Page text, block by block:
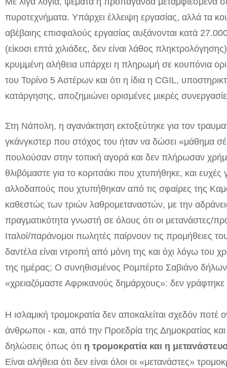
πυροτεχνήματα. Υπάρχει έλλειψη εργασίας, αλλά τα
αβέβαιης επισφαλούς εργασίας αυξάνονται κατά
(είκοσι επτά χιλιάδες, δεν είναι λάθος
κρυμμένη αλήθεια υπάρχει η πληρωμή σε κουπόνια
του Τορίνο 5 Αστέρων και ότι η ίδια η CGIL,
κατάργησης, αποζημιώνει ορισμένες μικρές
Στη Νάπολη, η αγανάκτηση εκτοξεύτηκε για τον
γκάνγκστερ που στόχος του ήταν να δώσει «μάθημα
πουλούσαν στην τοπική αγορά και δεν πλήρωσαν
θλιβόμαστε για το κοριτσάκι που χτυπήθηκε, και
αλλοδαπούς που χτυπήθηκαν από τις σφαίρες της
καθεστώς των τριών λαθρομεταναστών, με την
πραγματικότητα γνωστή σε όλους ότι οι μετανάστες/
Ιταλοί/παράνομοι πωλητές παίρνουν τις προμήθειες
δαντέλα είναι ντροπή από μόνη της και όχι λόγω του
της ημέρας; Ο συνηθισμένος Ρομπέρτο ​​Σαβιάνο
«χρειαζόμαστε Αφρικανούς δημάρχους»: δεν
Η ισλαμική τρομοκρατία δεν αποκαλείται σχεδόν ποτέ
άνθρωποι - και, από την Προεδρία της Δημοκρατίας
δηλώσεις όπως ότι η τρομοκρατία και η
Είναι αλήθεια ότι δεν είναι όλοι οι «μετανάστες»